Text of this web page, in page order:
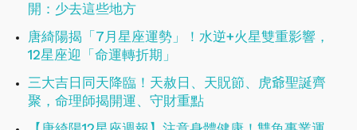
開：少去這些地方
唐綺陽揭「7月星座運勢」！水逆+火星雙重影響，
12星座迎「命運轉折期」
三大吉日同天降臨！天赦日、天貺節、虎爺聖誕齊
聚，命理師揭開運、守財重點